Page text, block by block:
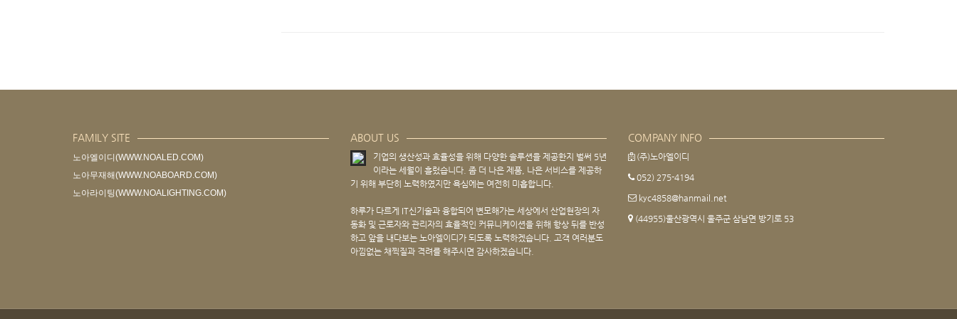
FAMILY SITE
노아엘이디(WWW.NOALED.COM)
노아무재해(WWW.NOABOARD.COM)
노아라이팅(WWW.NOALIGHTING.COM)
ABOUT US
기업의 생산성과 효율성을 위해 다양한 솔루션을 제공한지 벌써 5년
이라는 세월이 흘렀습니다. 좀 더 나은 제품, 나은 서비스를 제공하
기 위해 부단히 노력하였지만 욕심에는 여전히 미흡합니다.
하루가 다르게 IT신기술과 융합되어 변모해가는 세상에서 산업현장의 자
동화 및 근로자와 관리자의 효율적인 커뮤니케이션을 위해 항상 뒤를 반성
하고 앞을 내다보는 노아엘이디가 되도록 노력하겠습니다. 고객 여러분도
아낌없는 채찍질과 격려를 해주시면 감사하겠습니다.
COMPANY INFO
(주)노아엘이디
052) 275-4194
kyc4858@hanmail.net
(44955)울산광역시 울주군 삼남면 방기로 53